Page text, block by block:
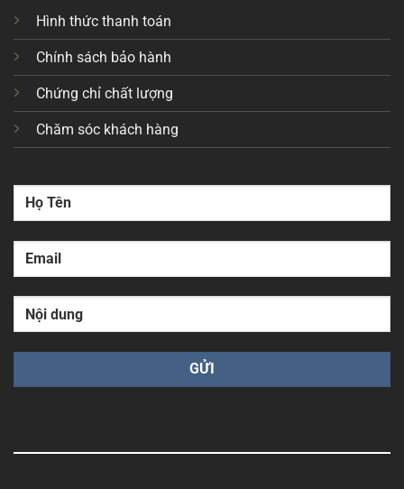
Hình thức thanh toán
Chính sách bảo hành
Chứng chỉ chất lượng
Chăm sóc khách hàng